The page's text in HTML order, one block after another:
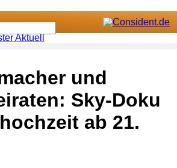
und
Sky-Doku
ab 21.